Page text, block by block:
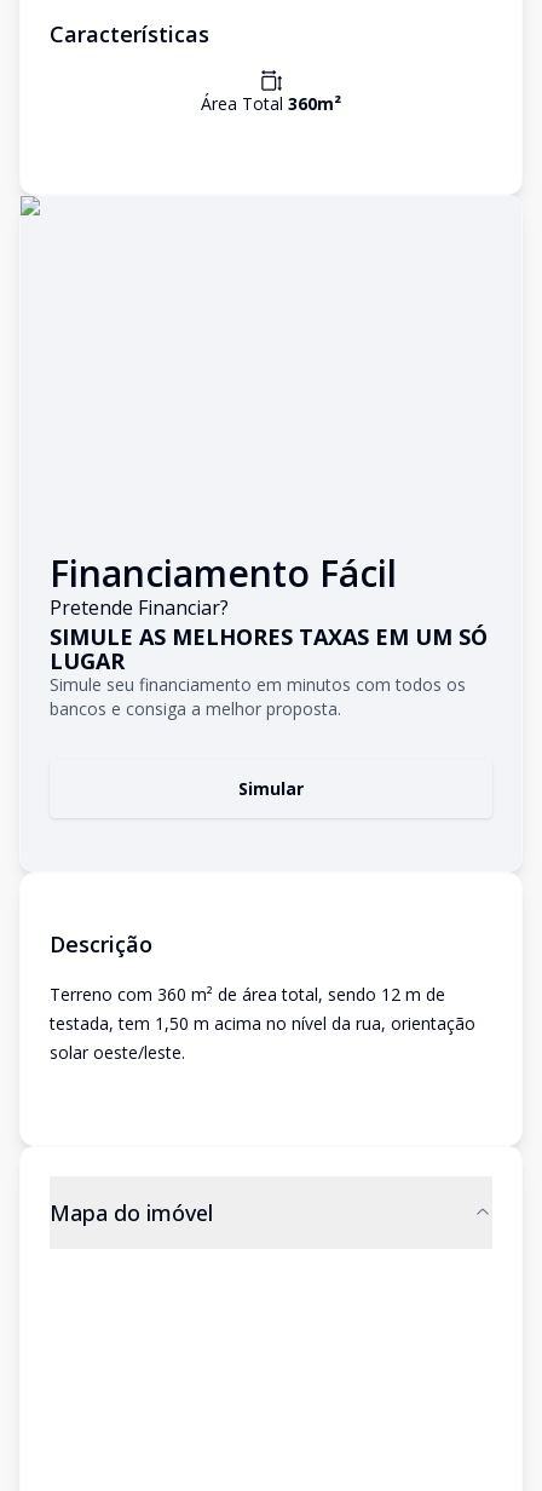
Características
Área Total 360m²
Financiamento Fácil
Pretende Financiar?
SIMULE AS MELHORES TAXAS EM UM SÓ
LUGAR
Simule seu financiamento em minutos com todos os
bancos e consiga a melhor proposta.
Simular
Descrição
Terreno com 360 m² de área total, sendo 12 m de
testada, tem 1,50 m acima no nível da rua, orientação
solar oeste/leste.
Mapa do imóvel